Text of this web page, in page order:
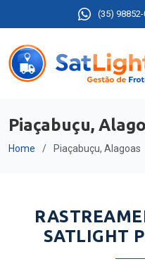
(35)
Piaçabuçu,
Home Piaçabuçu, Alagoas
SATLIGHT